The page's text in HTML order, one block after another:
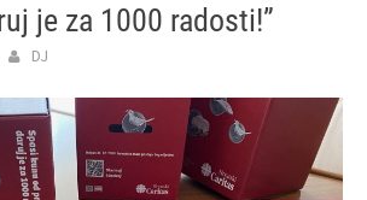
je za 1000 radosti!”
DJ